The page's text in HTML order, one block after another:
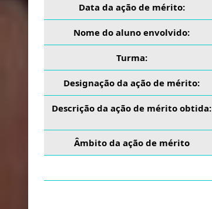
Data da ação de mérito:
Nome do aluno envolvido:
Turma:
Designação da ação de mérito:
Descrição da ação de mérito obtida:
Âmbito da ação de mérito